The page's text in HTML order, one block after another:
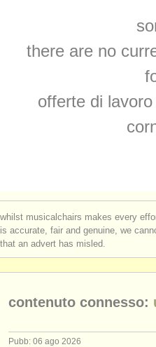
concorsi/ premi
conservatori
orchestre giovanili
contattaci
rss feeds
jobs - insegnamento:
corsi/masterclass tromba (7)
degree courses: cornet
tromba in vendita (2)
tromba smarrito (53)
there are no
offerte di
whilst musicalchairs makes every
is accurate, fair and genuine, we
that an advert has misled.
contenuto connesso:
Pubb: 06 ago 2026